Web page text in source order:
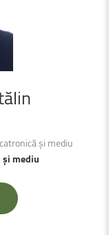
și mediu
și mediu